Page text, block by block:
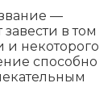
—
в том
и некоторого
способно